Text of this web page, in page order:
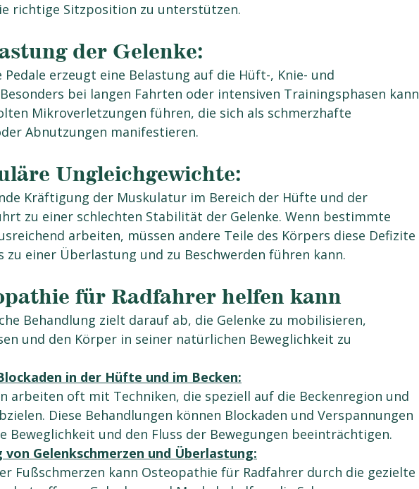
richtige Sitzposition zu unterstützen.
der Gelenke:
erzeugt eine Belastung auf die Hüft-, Knie- und
bei langen Fahrten oder intensiven Trainingsphasen kann
Mikroverletzungen führen, die sich als schmerzhafte
Abnutzungen manifestieren.
Ungleichgewichte:
Kräftigung der Muskulatur im Bereich der Hüfte und der
zu einer schlechten Stabilität der Gelenke. Wenn bestimmte
arbeiten, müssen andere Teile des Körpers diese Defizite
zu einer Überlastung und zu Beschwerden führen kann.
für Radfahrer helfen kann
Behandlung zielt darauf ab, die Gelenke zu mobilisieren,
und den Körper in seiner natürlichen Beweglichkeit zu
in der Hüfte und im Becken:
arbeiten oft mit Techniken, die speziell auf die Beckenregion und
Diese Behandlungen können Blockaden und Verspannungen
Beweglichkeit und den Fluss der Bewegungen beeinträchtigen.
von Gelenkschmerzen und Überlastung:
Fußschmerzen kann Osteopathie für Radfahrer durch die gezielte